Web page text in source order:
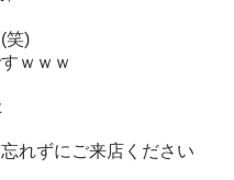
笑)
ｗｗｗ
れずにご来店ください